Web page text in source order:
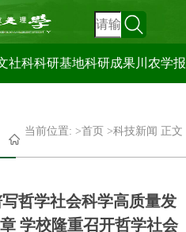
管理处
社科科研基地科研成果川农学报
当前位置: >首页 >科技新闻 正文
哲学社会科学高质量发
学校隆重召开哲学社会